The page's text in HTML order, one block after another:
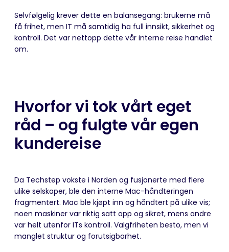
Selvfølgelig krever dette en balansegang: brukerne må
få frihet, men IT må samtidig ha full innsikt, sikkerhet og
kontroll. Det var nettopp dette vår interne reise handlet
om.
Hvorfor vi tok vårt eget
råd – og fulgte vår egen
kundereise
Da Techstep vokste i Norden og fusjonerte med flere
ulike selskaper, ble den interne Mac-håndteringen
fragmentert. Mac ble kjøpt inn og håndtert på ulike vis;
noen maskiner var riktig satt opp og sikret, mens andre
var helt utenfor ITs kontroll. Valgfriheten besto, men vi
manglet struktur og forutsigbarhet.